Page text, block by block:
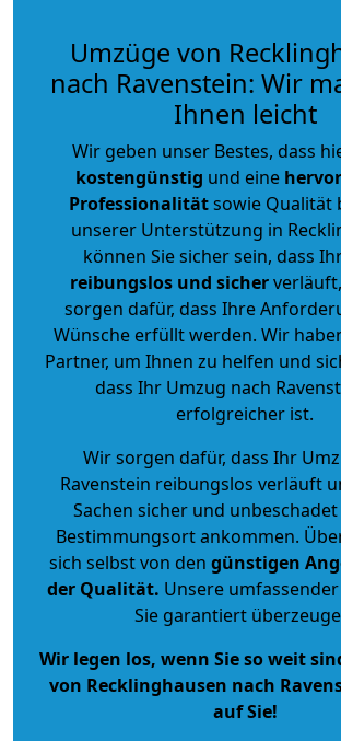
Umzüge von
nach Ravenstein: Wir
Ihnen leicht
Wir geben unser Bestes, dass
kostengünstig und eine
Professionalitätsowie Qualität
unserer Unterstützung in
können Sie sicher sein, dass
reibungslos und sicher
sorgen dafür, dass Ihre
Wünsche erfüllt werden. Wir
Partner, um Ihnen zu helfen und
dass Ihr Umzug nach
erfolgreicher ist.
Wir sorgen dafür, dass Ihr
Ravenstein reibungslos verläuft
Sachen sicher und
Bestimmungsort ankommen.
sich selbst von den günstigen
der Qualität. Unsere
Sie garantiert
Wir legen los, wenn Sie so weit
von Recklinghausen nach
auf Sie!